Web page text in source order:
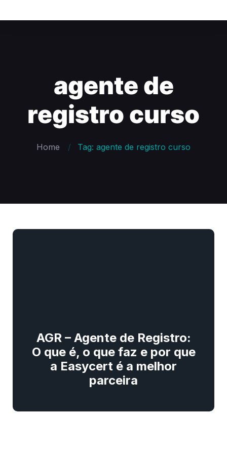
agente de
registro curso
Home Tag: agente de registro curso
AGR – Agente de Registro:
O que é, o que faz e por que
a Easycert é a melhor
parceira